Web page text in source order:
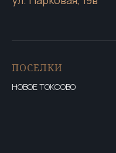
ПОСЕЛКИ
НОВОЕ ТОКСОВО